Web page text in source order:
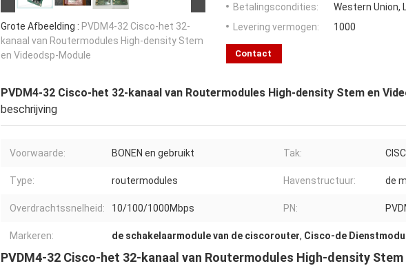
Grote Afbeelding : PVDM4-32 Cisco-het 32-
kanaal van Routermodules High-density Stem
en Videodsp-Module
Betalingscondities:
Western Union,
Levering vermogen:
1000
Contact
PVDM4-32 Cisco-het 32-kanaal van Routermodules High-density Stem en
beschrijving
Voorwaarde: BONEN en gebruikt Tak:
Type: routermodules Havenstructuur: de
Overdrachtssnelheid: 10/100/1000Mbps PN:
Markeren: de schakelaarmodule van de ciscorouter, Cisco-de
PVDM4-32 Cisco-het 32-kanaal van Routermodules High-density